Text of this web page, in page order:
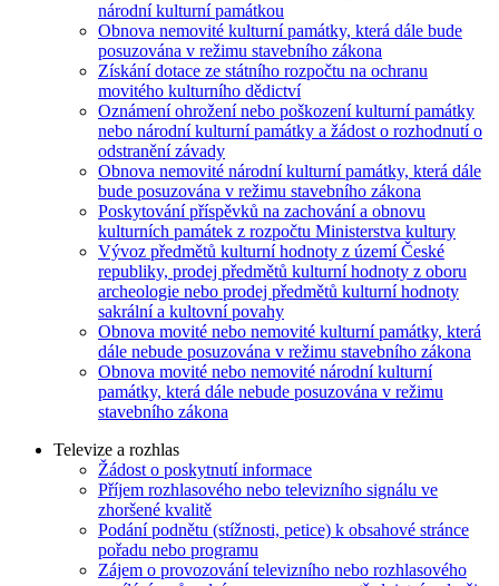
národní kulturní památkou
Obnova nemovité kulturní památky, která dále bude
posuzována v režimu stavebního zákona
Získání dotace ze státního rozpočtu na ochranu
movitého kulturního dědictví
Oznámení ohrožení nebo poškození kulturní památky
nebo národní kulturní památky a žádost o rozhodnutí o
odstranění závady
Obnova nemovité národní kulturní památky, která dále
bude posuzována v režimu stavebního zákona
Poskytování příspěvků na zachování a obnovu
kulturních památek z rozpočtu Ministerstva kultury
Vývoz předmětů kulturní hodnoty z území České
republiky, prodej předmětů kulturní hodnoty z oboru
archeologie nebo prodej předmětů kulturní hodnoty
sakrální a kultovní povahy
Obnova movité nebo nemovité kulturní památky, která
dále nebude posuzována v režimu stavebního zákona
Obnova movité nebo nemovité národní kulturní
památky, která dále nebude posuzována v režimu
stavebního zákona
Televize a rozhlas
Žádost o poskytnutí informace
Příjem rozhlasového nebo televizního signálu ve
zhoršené kvalitě
Podání podnětu (stížnosti, petice) k obsahové stránce
pořadu nebo programu
Zájem o provozování televizního nebo rozhlasového